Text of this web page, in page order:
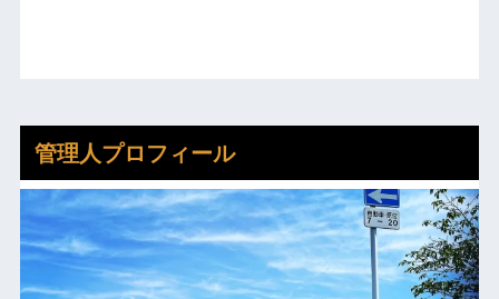
管理人プロフィール